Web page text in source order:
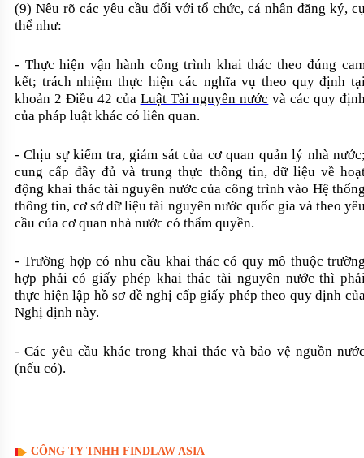
(9) Nêu rõ các yêu cầu đối với tổ chức, cá nhân đăng ký,
thể như:
- Thực hiện vận hành công trình khai thác theo đúng
kết; trách nhiệm thực hiện các nghĩa vụ theo quy định
khoản 2 Điều 42 của Luật Tài nguyên nước và các quy
của pháp luật khác có liên quan.
- Chịu sự kiểm tra, giám sát của cơ quan quản lý nhà
cung cấp đầy đủ và trung thực thông tin, dữ liệu về
động khai thác tài nguyên nước của công trình vào Hệ
thông tin, cơ sở dữ liệu tài nguyên nước quốc gia và theo
cầu của cơ quan nhà nước có thẩm quyền.
- Trường hợp có nhu cầu khai thác có quy mô thuộc
hợp phải có giấy phép khai thác tài nguyên nước thì
thực hiện lập hồ sơ đề nghị cấp giấy phép theo quy định
Nghị định này.
- Các yêu cầu khác trong khai thác và bảo vệ nguồn
(nếu có).
CÔNG TY TNHH FINDLAW ASIA